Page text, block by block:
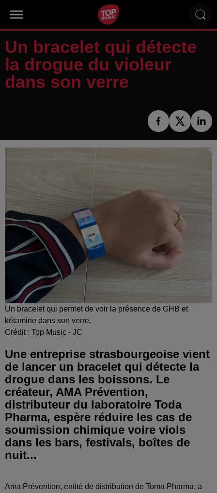
Un bracelet qui détecte
la drogue du violeur
dans son verre
Un bracelet qui permet de voir la présence de GHB et
kétamine dans son verre.
Crédit : Top Music - JC
Une entreprise strasbourgeoise vient
de lancer un bracelet qui détecte la
drogue dans les boissons. Le
créateur, AMA Prévention,
distributeur du laboratoire Toda
Pharma, espère réduire les cas de
soumission chimique voire viols
dans les bars, festivals, boîtes de
nuit...
Ama Prévention, entité de distribution de Toma Pharma, a